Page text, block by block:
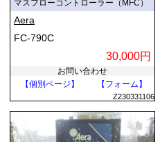
マスフローコントローラー（MFC）
Aera
FC-790C
30,000円
お問い合わせ
【個別ページ】
【フォーム】
Z230331106